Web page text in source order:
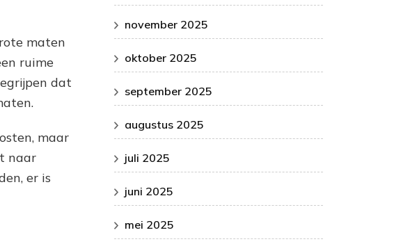
maten
ruime
dat
maar
naar
er is
november 2025
oktober 2025
september 2025
augustus 2025
juli 2025
juni 2025
mei 2025